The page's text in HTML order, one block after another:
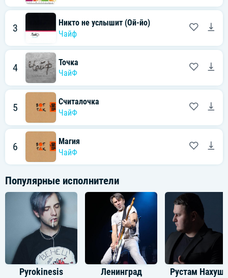
3
Никто не услышит (Ой-йо)
Чайф
4
Точка
ЧайФ
5
Считалочка
ЧайФ
6
Магия
ЧайФ
Популярные исполнители
Pyrokinesis Ленинград